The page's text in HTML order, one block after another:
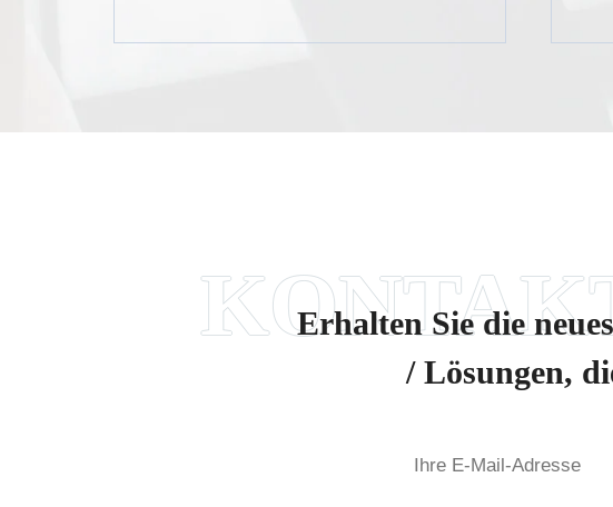
Erhalten Sie die
/ Lösungen,